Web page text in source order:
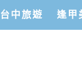
台中旅遊 逢甲